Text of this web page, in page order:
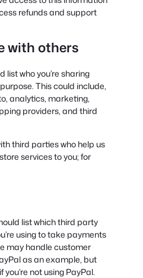
refunds and support
with others
list who you’re sharing
This could include,
analytics, marketing,
providers, and third
third parties who help us
services to you; for
list which third party
using to take payments
may handle customer
as an example, but
not using PayPal.